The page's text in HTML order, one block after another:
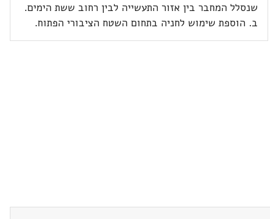
שנסלל המחבר בין אזור התעשייה לבין רחוב ששת הימים.
ב. הוספת שימוש לחניה בתחום השטח הציבורי הפתוח.